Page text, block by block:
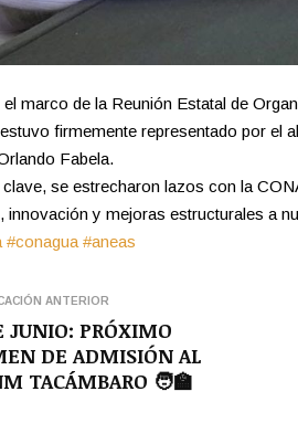
marco de la Reunión Estatal de
firmemente representado por el
Fabela.
se estrecharon lazos con la
innovación y mejoras estructurales a
#conagua #aneas
ANTERIOR
JUNIO: PRÓXIMO
DE ADMISIÓN AL
TACÁMBARO 🧑‍🏫